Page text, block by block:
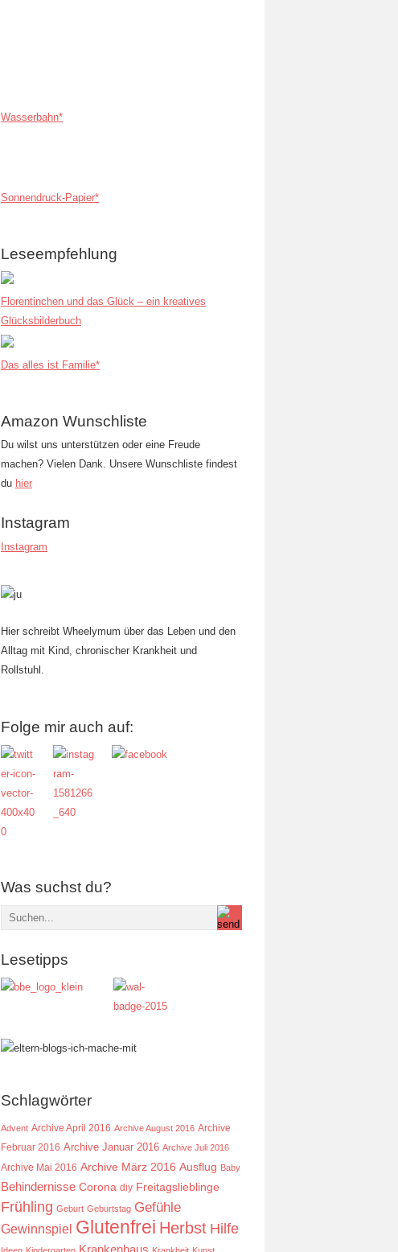
Wasserbahn*
Sonnendruck-Papier*
Leseempfehlung
Florentinchen und das Glück – ein kreatives
Glücksbilderbuch
Das alles ist Familie*
Amazon Wunschliste
Du wilst uns unterstützen oder eine Freude
machen? Vielen Dank. Unsere Wunschliste findest
du hier
Instagram
Instagram
Hier schreibt Wheelymum über das Leben und den
Alltag mit Kind, chronischer Krankheit und
Rollstuhl.
Folge mir auch auf:
Was suchst du?
Lesetipps
Schlagwörter
Advent Archive April 2016 Archive August 2016 Archive
Februar 2016 Archive Januar 2016 Archive Juli 2016
Archive Mai 2016 Archive März 2016 Ausflug Baby
Behindernisse Corona diy Freitagslieblinge
Frühling Geburt Geburtstag Gefühle
Gewinnspiel Glutenfrei Herbst Hilfe
Krankenhaus